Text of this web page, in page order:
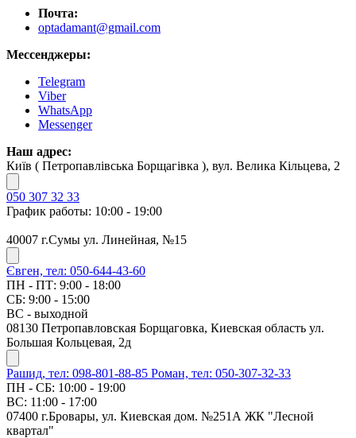
Почта:
optadamant@gmail.com
Мессенджеры:
Telegram
Viber
WhatsApp
Messenger
Наш адрес:
Київ ( Петропавлівська Борщагівка ), вул. Велика Кільцева, 2
050 307 32 33
График работы: 10:00 - 19:00
40007 г.Сумы ул. Линейная, №15
Євген, тел: 050-644-43-60
ПН - ПТ: 9:00 - 18:00
СБ: 9:00 - 15:00
ВС - выходной
08130 Петропавловская Борщаговка, Киевская область ул.
Большая Кольцевая, 2д
Рашид, тел: 098-801-88-85 Роман, тел: 050-307-32-33
ПН - СБ: 10:00 - 19:00
ВС: 11:00 - 17:00
07400 г.Бровары, ул. Киевская дом. №251А ЖК "Лесной
квартал"